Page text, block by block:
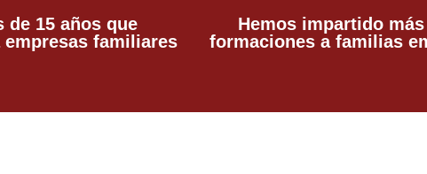
de 15 años que
empresas familiares
Hemos impartido más
formaciones a familias